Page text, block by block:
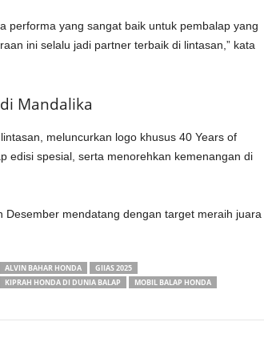
performa yang sangat baik untuk pembalap yang
ini selalu jadi partner terbaik di lintasan,” kata
Mandalika
meluncurkan logo khusus 40 Years of
edisi spesial, serta menorehkan kemenangan di
mendatang dengan target meraih juara
ALVIN BAHAR HONDA
GIIAS 2025
KIPRAH HONDA DI DUNIA BALAP
MOBIL BALAP HONDA